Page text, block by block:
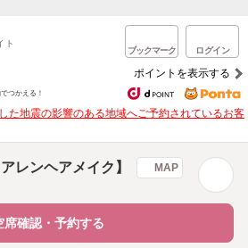
ト
ブックマーク ログイン
ポイントを表示する
つかえる！
た地震の影響のある地域へご予約されているお客
ンヘアメイク】 MAP
席確認・予約する